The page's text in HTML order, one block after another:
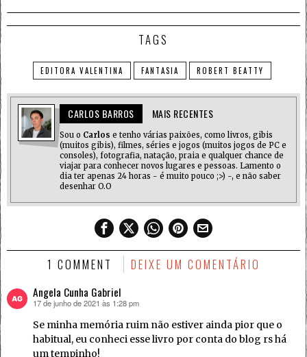
TAGS
EDITORA VALENTINA FANTASIA ROBERT BEATTY
CARLOS BARROS MAIS RECENTES
Sou o Carlos e tenho várias paixões, como livros, gibis
(muitos gibis), filmes, séries e jogos (muitos jogos de PC e
consoles), fotografia, natação, praia e qualquer chance de
viajar para conhecer novos lugares e pessoas. Lamento o
dia ter apenas 24 horas - é muito pouco ;>) -, e não saber
desenhar O.O
1 COMMENT DEIXE UM COMENTÁRIO
Angela Cunha Gabriel
disse:
17 de junho de 2021 às 1:28 pm
Se minha memória ruim não estiver ainda pior que o
habitual, eu conheci esse livro por conta do blog rs há
um tempinho!